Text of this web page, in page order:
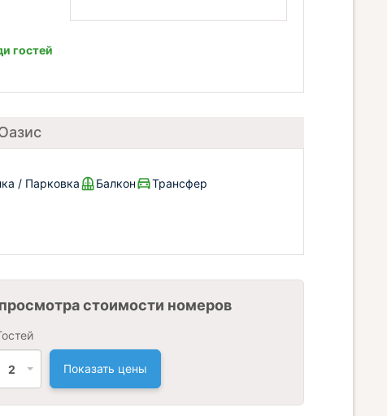
гостей
/ Парковка Балкон Трансфер
стоимости номеров
2 Показать цены